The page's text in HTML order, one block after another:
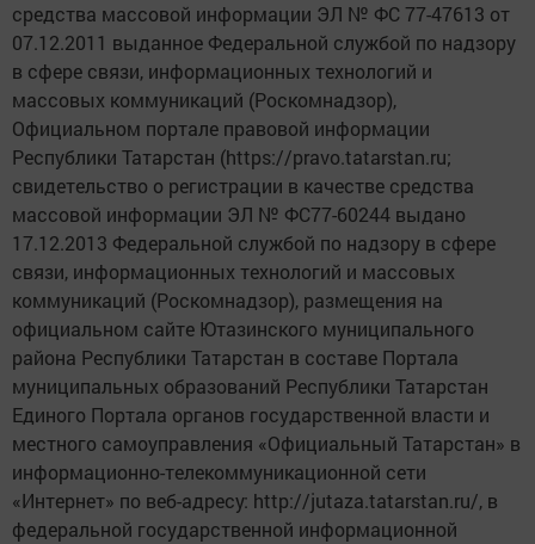
средства массовой информации ЭЛ № ФС 77-47613 от
07.12.2011 выданное Федеральной службой по надзору
в сфере связи, информационных технологий и
массовых коммуникаций (Роскомнадзор),
Официальном портале правовой информации
Республики Татарстан (https://pravo.tatarstan.ru;
свидетельство о регистрации в качестве средства
массовой информации ЭЛ № ФС77-60244 выдано
17.12.2013 Федеральной службой по надзору в сфере
связи, информационных технологий и массовых
коммуникаций (Роскомнадзор), размещения на
официальном сайте Ютазинского муниципального
района Республики Татарстан в составе Портала
муниципальных образований Республики Татарстан
Единого Портала органов государственной власти и
местного самоуправления «Официальный Татарстан» в
информационно-телекоммуникационной сети
«Интернет» по веб-адресу: http://jutaza.tatarstan.ru/, в
федеральной государственной информационной